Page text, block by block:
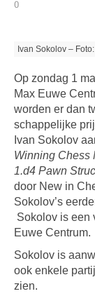
0
Ivan Sokolov –
Op zondag 1
Max Euwe
worden er dan
schappelijke
Ivan Sokolov
Winning Chess
1.d4 Pawn
door New in
Sokolov’s
Sokolov is een
Euwe Centrum.
Sokolov is
ook enkele
zien.